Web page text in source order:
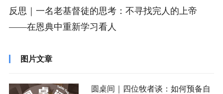
反思｜一名老基督徒的思考：不寻找完人的上帝
——在恩典中重新学习看人
图片文章
圆桌间｜四位牧者谈：如何预备自